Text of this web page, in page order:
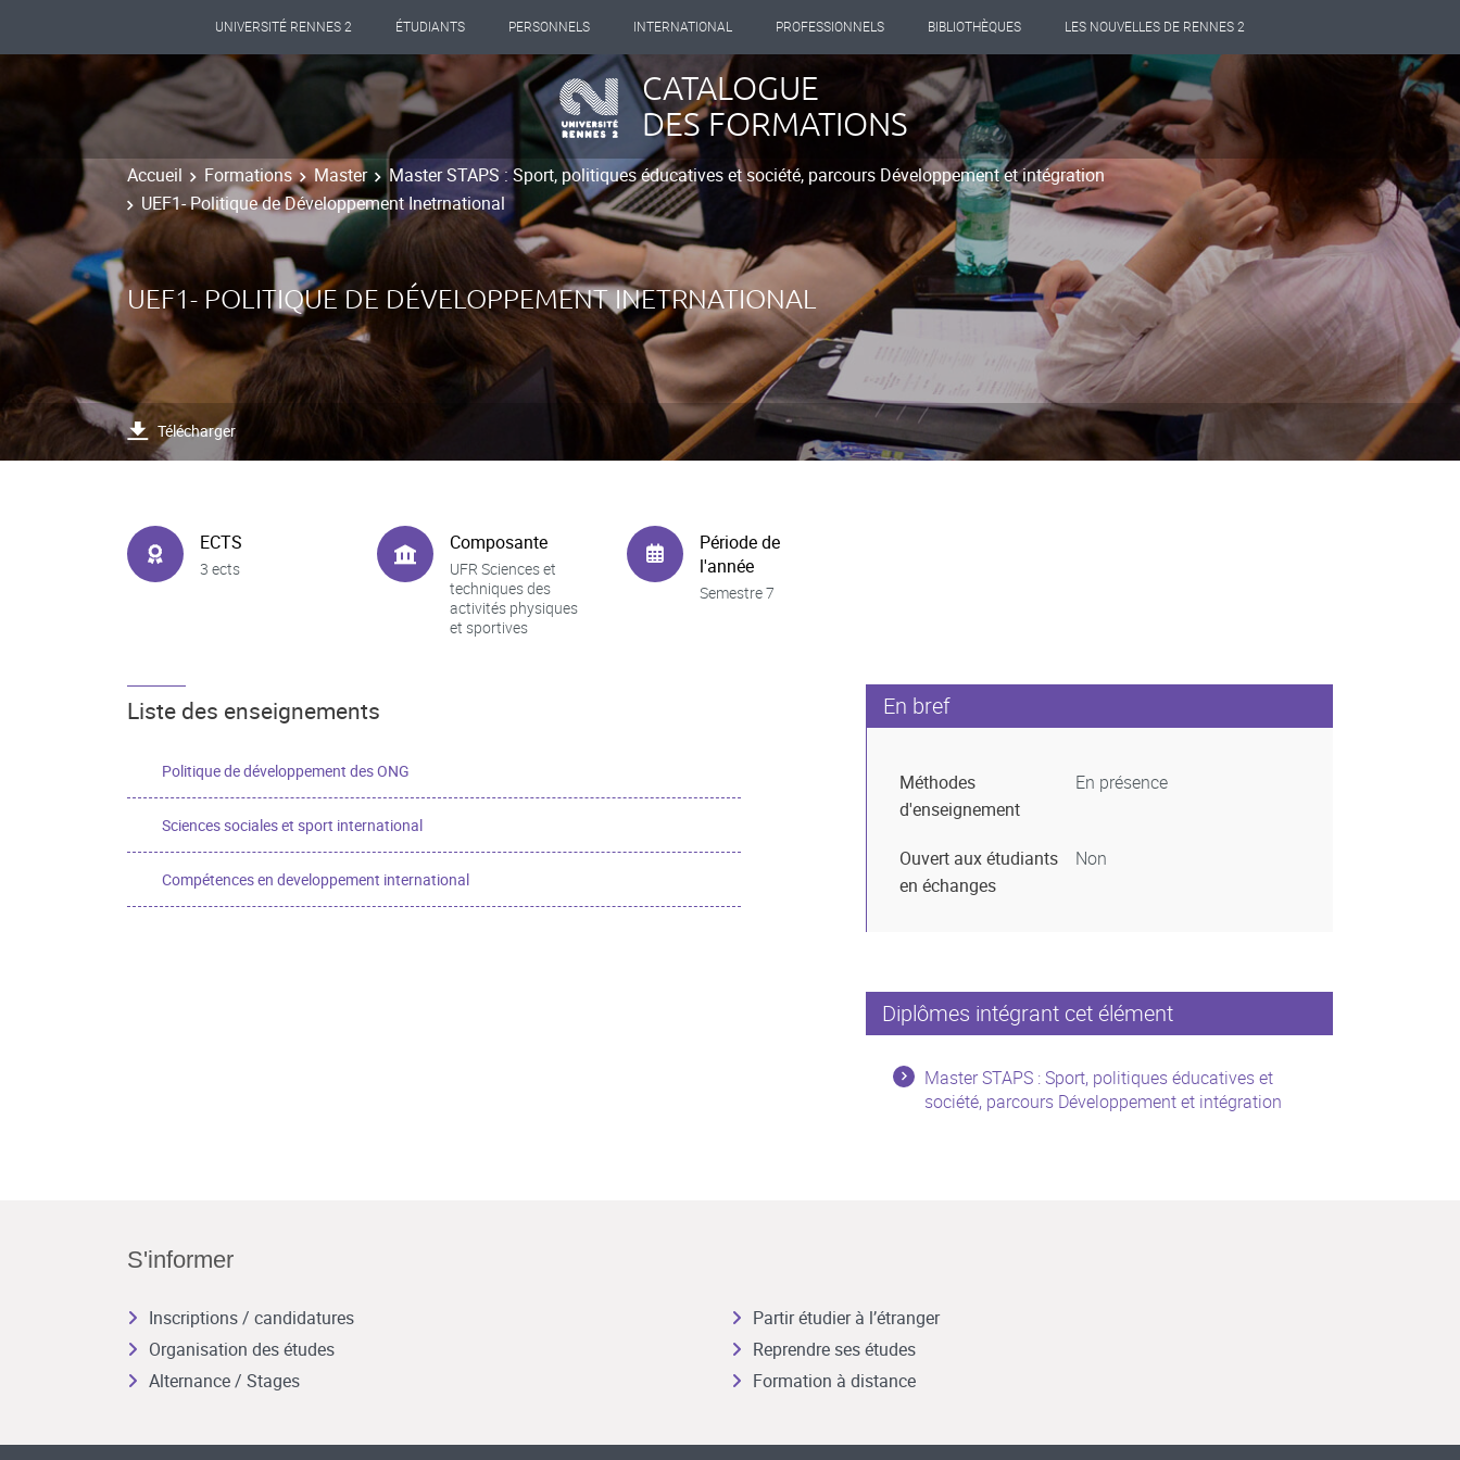
UNIVERSITÉ RENNES 2 ÉTUDIANTS PERSONNELS INTERNATIONAL PROFESSIONNELS BIBLIOTHÈQUES LES NOUVELLES DE RENNES 2
CATALOGUE
DES FORMATIONS
Accueil Formations Master
Master STAPS : Sport, politiques éducatives et société, parcours Développement et intégration
UEF1- Politique de Développement Inetrnational
UEF1- POLITIQUE DE DÉVELOPPEMENT INETRNATIONAL
Télécharger
ECTS
3 ects
Composante
UFR Sciences et
techniques des
activités physiques
et sportives
Période de
l'année
Semestre 7
Liste des enseignements
Politique de développement des ONG
Sciences sociales et sport international
Compétences en developpement international
En bref
Méthodes
d'enseignement
En présence
Ouvert aux étudiants
en échanges
Non
Diplômes intégrant cet élément
Master STAPS : Sport, politiques éducatives et
société, parcours Développement et intégration
S'informer
Inscriptions / candidatures
Organisation des études
Alternance / Stages
Partir étudier à l’étranger
Reprendre ses études
Formation à distance